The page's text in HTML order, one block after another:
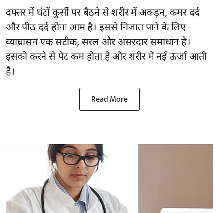
दफ्तर में घंटों कुर्सी पर बैठने से शरीर में अकड़न, कमर दर्द
औरपीठ दर्दहोना आम है। इससे निजात पाने के लिए
व्याघ्रासन एक सटीक, सरल और असरदार समाधान है।
इसको करने से पेट कम होता है और शरीर में नई ऊर्जा आती
है।
Read More